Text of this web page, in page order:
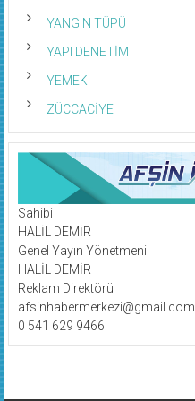
YANGIN TÜPÜ
YAPI DENETİM
YEMEK
ZÜCCACİYE
Sahibi
HALİL DEMİR
Genel Yayın Yönetmeni
HALİL DEMİR
Reklam Direktörü
afsinhabermerkezi@gmail.com
0 541 629 9466